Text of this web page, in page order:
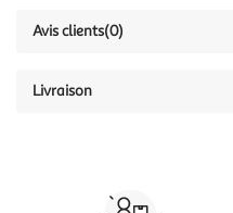
Avis clients(0)
Livraison